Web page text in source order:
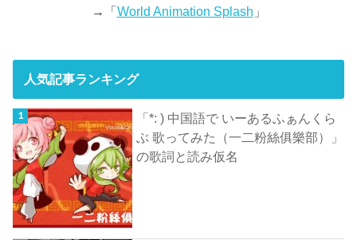
→「World Animation Splash 」
人気記事ランキング
「*: ) 中国語で いーあるふぁんくら
ぶ 歌ってみた（一二粉絲俱樂部）」
の歌詞と読み仮名